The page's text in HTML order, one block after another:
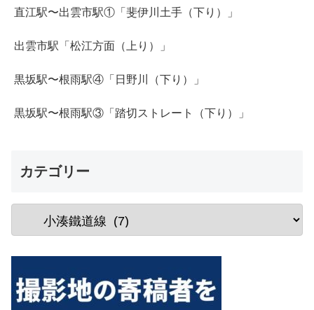
直江駅〜出雲市駅①「斐伊川土手（下り）」
出雲市駅「松江方面（上り）」
黒坂駅〜根雨駅④「日野川（下り）」
黒坂駅〜根雨駅③「踏切ストレート（下り）」
カテゴリー